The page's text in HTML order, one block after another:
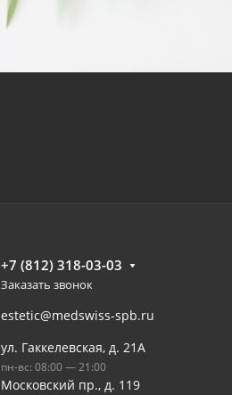
+7 (812) 318-03-03
Заказать звонок
estetic@medswiss-spb.ru
ул. Гаккелевская, д. 21А
пн-вс: 08:00 — 21:00
Московский пр., д. 119